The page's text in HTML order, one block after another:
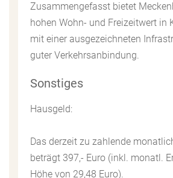
Zusammengefasst bietet
hohen Wohn- und Freizeitwert in
mit einer ausgezeichneten
guter Verkehrsanbindung.
Sonstiges
Hausgeld:
Das derzeit zu zahlende
beträgt 397,- Euro (inkl. monatl.
Höhe von 29,48 Euro).